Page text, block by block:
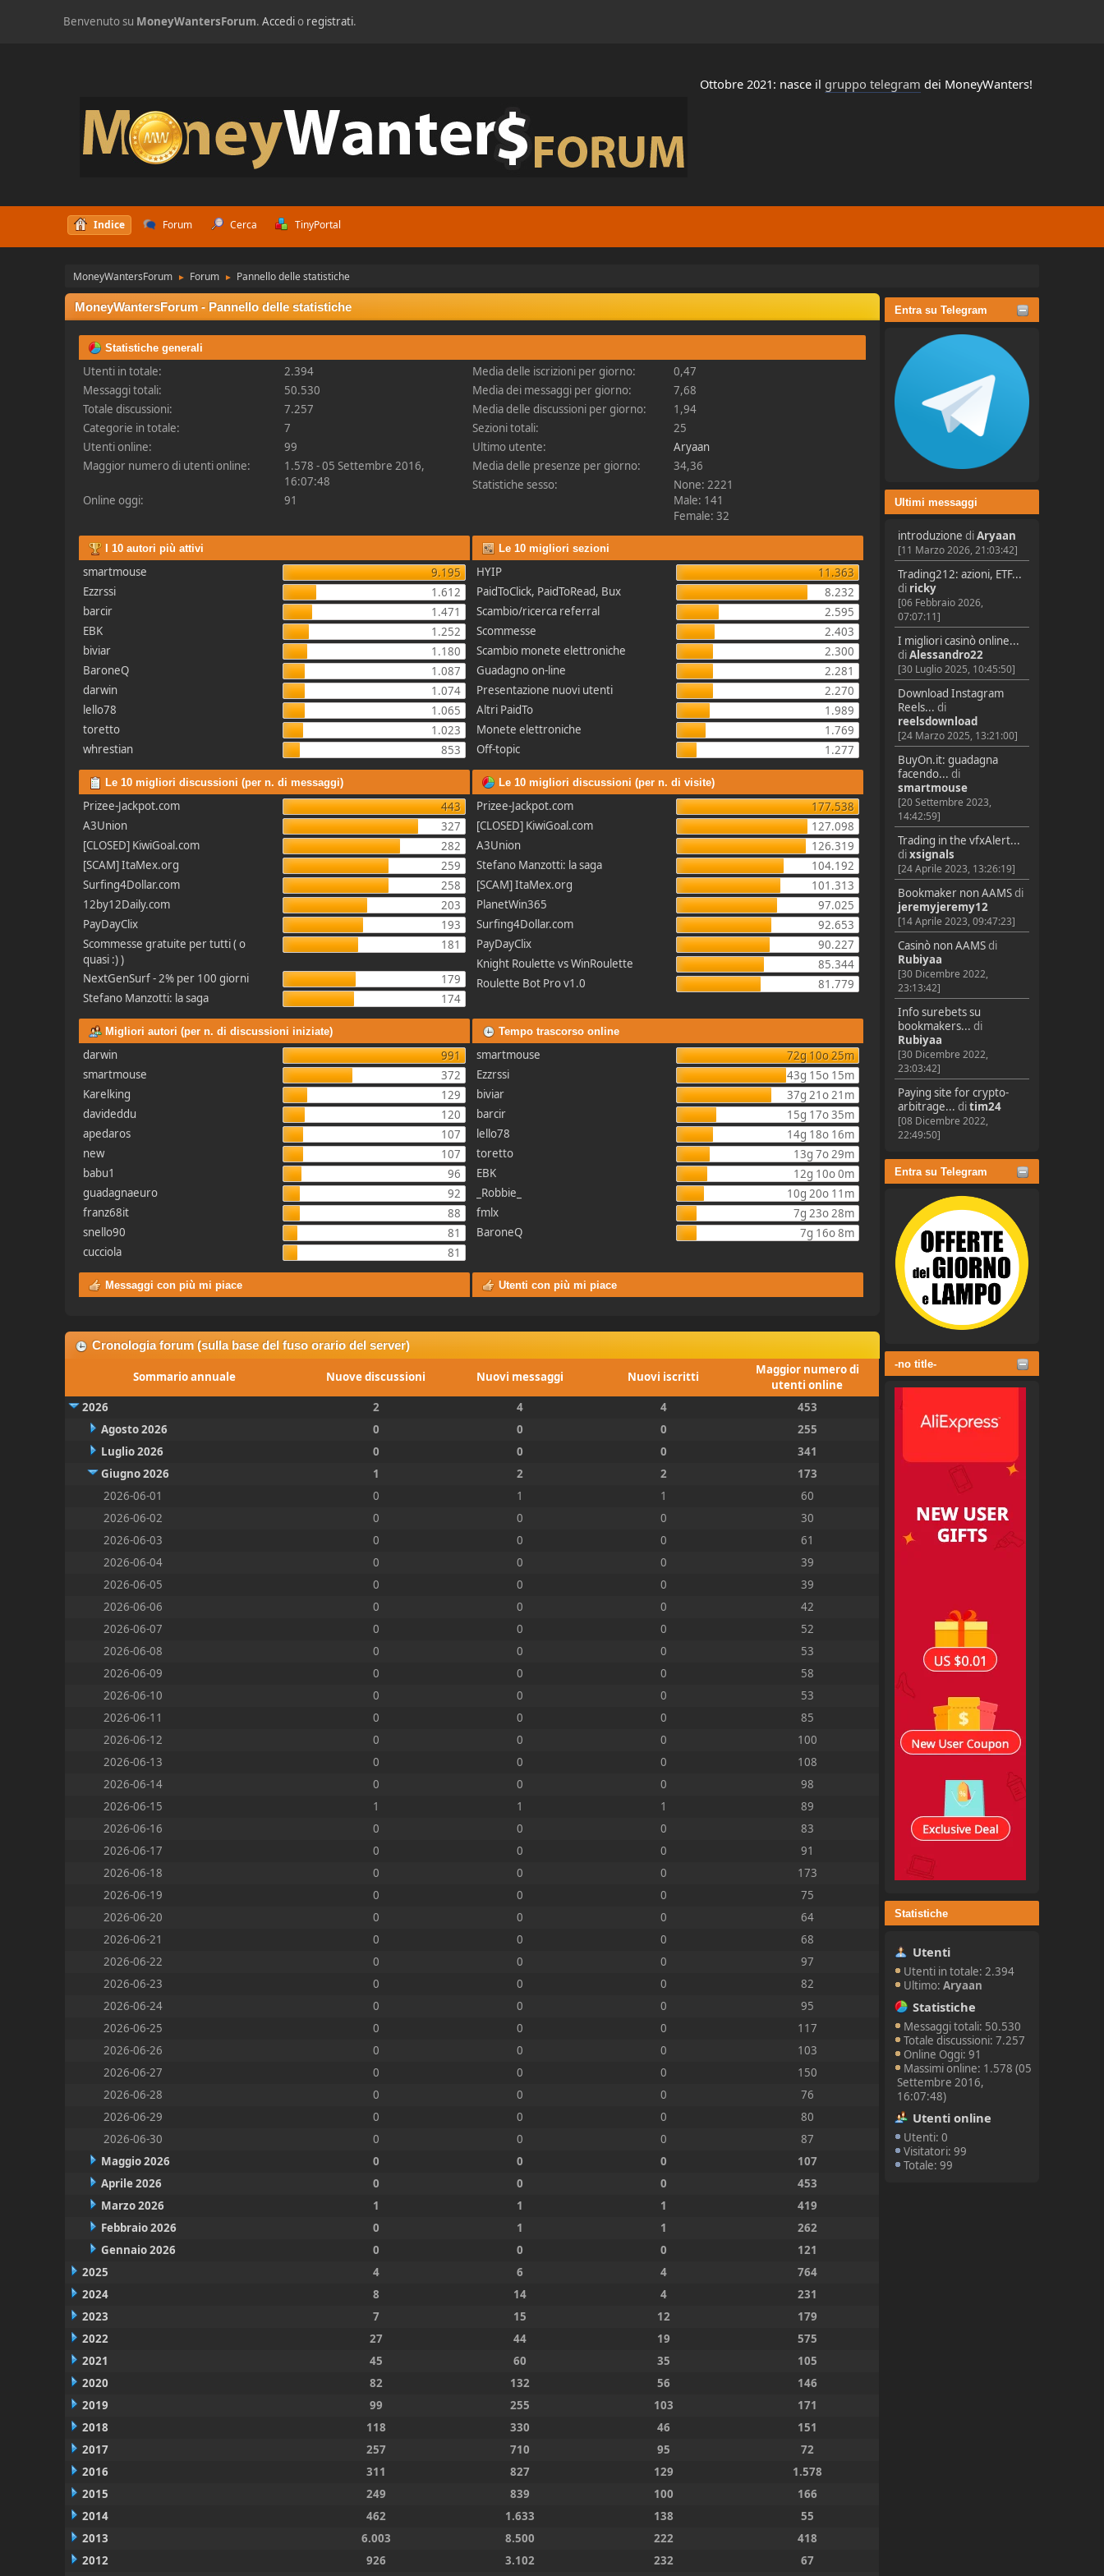
Benvenuto su MoneyWantersForum.Accedio registrati.
Ottobre 2021: nasce il gruppo telegram dei MoneyWanters!
Indice Forum Cerca TinyPortal
MoneyWantersForum ► Forum ► Pannello delle statistiche
Entra su Telegram
Ultimi messaggi
introduzione diAryaan
[11 Marzo 2026, 21:03:42]
Trading212: azioni, ETF...
di ricky
[06 Febbraio 2026,
07:07:11]
I migliori casinò online...
diAlessandro22
[30 Luglio 2025, 10:45:50]
Download Instagram
Reels... di
reelsdownload
[24 Marzo 2025, 13:21:00]
BuyOn.it: guadagna
facendo... di
smartmouse
[20 Settembre 2023,
14:42:59]
Trading in the vfxAlert...
dixsignals
[24 Aprile 2023, 13:26:19]
Bookmaker non AAMSdi
jeremyjeremy12
[14 Aprile 2023, 09:47:23]
Casinò non AAMSdi
Rubiyaa
[30 Dicembre 2022,
23:13:42]
Info surebets su
bookmakers... di
Rubiyaa
[30 Dicembre 2022,
23:03:42]
Paying site for crypto-
arbitrage... ditim24
[08 Dicembre 2022,
22:49:50]
Entra su Telegram
-no title-
Statistiche
Utenti
Utenti in totale: 2.394
Ultimo:Aryaan
Statistiche
Messaggi totali: 50.530
Totale discussioni: 7.257
Online Oggi: 91
Massimi online: 1.578 (05
Settembre 2016,
16:07:48)
Utenti online
Utenti: 0
Visitatori: 99
Totale: 99
MoneyWantersForum - Pannello delle statistiche
Statistiche generali
Utenti in totale:
2.394
Messaggi totali:
50.530
Totale discussioni:
7.257
Categorie in totale:
7
Utenti online:
99
Maggior numero di utenti online:
1.578 - 05 Settembre 2016,
16:07:48
Online oggi:
91
Media delle iscrizioni per giorno:
0,47
Media dei messaggi per giorno:
7,68
Media delle discussioni per giorno:
1,94
Sezioni totali:
25
Ultimo utente:
Aryaan
Media delle presenze per giorno:
34,36
Statistiche sesso:
None: 2221
Male: 141
Female: 32
I 10 autori più attivi
smartmouse
9.195
Ezzrssi
1.612
barcir
1.471
EBK
1.252
biviar
1.180
BaroneQ
1.087
darwin
1.074
lello78
1.065
toretto
1.023
whrestian
853
Le 10 migliori sezioni
HYIP
11.363
PaidToClick, PaidToRead, Bux
8.232
Scambio/ricerca referral
2.595
Scommesse
2.403
Scambio monete elettroniche
2.300
Guadagno on-line
2.281
Presentazione nuovi utenti
2.270
Altri PaidTo
1.989
Monete elettroniche
1.769
Off-topic
1.277
Le 10 migliori discussioni (per n. di messaggi)
Prizee-Jackpot.com
443
A3Union
327
[CLOSED] KiwiGoal.com
282
[SCAM] ItaMex.org
259
Surfing4Dollar.com
258
12by12Daily.com
203
PayDayClix
193
Scommesse gratuite per tutti ( o
quasi :) )
181
NextGenSurf - 2% per 100 giorni
179
Stefano Manzotti: la saga
174
Le 10 migliori discussioni (per n. di visite)
Prizee-Jackpot.com
177.538
[CLOSED] KiwiGoal.com
127.098
A3Union
126.319
Stefano Manzotti: la saga
104.192
[SCAM] ItaMex.org
101.313
PlanetWin365
97.025
Surfing4Dollar.com
92.653
PayDayClix
90.227
Knight Roulette vs WinRoulette
85.344
Roulette Bot Pro v1.0
81.779
Migliori autori (per n. di discussioni iniziate)
darwin
991
smartmouse
372
Karelking
129
davideddu
120
apedaros
107
new
107
babu1
96
guadagnaeuro
92
franz68it
88
snello90
81
cucciola
81
Tempo trascorso online
smartmouse
72g 10o 25m
Ezzrssi
43g 15o 15m
biviar
37g 21o 21m
barcir
15g 17o 35m
lello78
14g 18o 16m
toretto
13g 7o 29m
EBK
12g 10o 0m
_Robbie_
10g 20o 11m
fmlx
7g 23o 28m
BaroneQ
7g 16o 8m
Messaggi con più mi piace Utenti con più mi piace
Cronologia forum (sulla base del fuso orario del server)
Sommario annuale Nuove discussioni Nuovi messaggi Nuovi iscritti
Maggior numero di
utenti online
2026
2 4 4
453
Agosto 2026
0 0 0
255
Luglio 2026
0 0 0
341
Giugno 2026
1 2 2
173
2026-06-01
0 1 1
60
2026-06-02
0 0 0
30
2026-06-03
0 0 0
61
2026-06-04
0 0 0
39
2026-06-05
0 0 0
39
2026-06-06
0 0 0
42
2026-06-07
0 0 0
52
2026-06-08
0 0 0
53
2026-06-09
0 0 0
58
2026-06-10
0 0 0
53
2026-06-11
0 0 0
85
2026-06-12
0 0 0
100
2026-06-13
0 0 0
108
2026-06-14
0 0 0
98
2026-06-15
1 1 1
89
2026-06-16
0 0 0
83
2026-06-17
0 0 0
91
2026-06-18
0 0 0
173
2026-06-19
0 0 0
75
2026-06-20
0 0 0
64
2026-06-21
0 0 0
68
2026-06-22
0 0 0
97
2026-06-23
0 0 0
82
2026-06-24
0 0 0
95
2026-06-25
0 0 0
117
2026-06-26
0 0 0
103
2026-06-27
0 0 0
150
2026-06-28
0 0 0
76
2026-06-29
0 0 0
80
2026-06-30
0 0 0
87
Maggio 2026
0 0 0
107
Aprile 2026
0 0 0
453
Marzo 2026
1 1 1
419
Febbraio 2026
0 1 1
262
Gennaio 2026
0 0 0
121
2025
4 6 4
764
2024
8 14 4
231
2023
7 15 12
179
2022
27 44 19
575
2021
45 60 35
105
2020
82 132 56
146
2019
99 255 103
171
2018
118 330 46
151
2017
257 710 95
72
2016
311 827 129
1.578
2015
249 839 100
166
2014
462 1.633 138
55
2013
6.003 8.500 222
418
2012
926 3.102 232
67